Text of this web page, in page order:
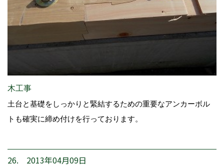
木工事
土台と基礎をしっかりと緊結するための重要なアンカーボル
トも確実に締め付けを行っております。
26. 2013年04月09日